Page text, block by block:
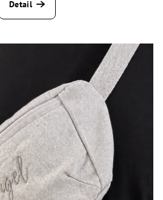
Detail